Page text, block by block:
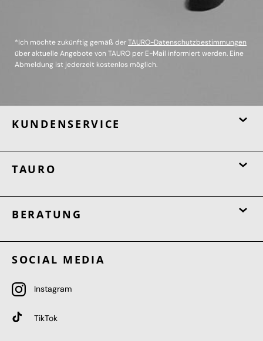
*Ich möchte zukünftig gemäß derTAURO-Datenschutzbestimmungen
über aktuelle Angebote von TAURO per E-Mail informiert werden. Eine
Abmeldung ist jederzeit kostenlos möglich.
KUNDENSERVICE
TAURO
BERATUNG
SOCIAL MEDIA
Instagram
TikTok